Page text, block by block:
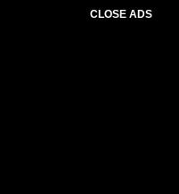
CLOSE ADS